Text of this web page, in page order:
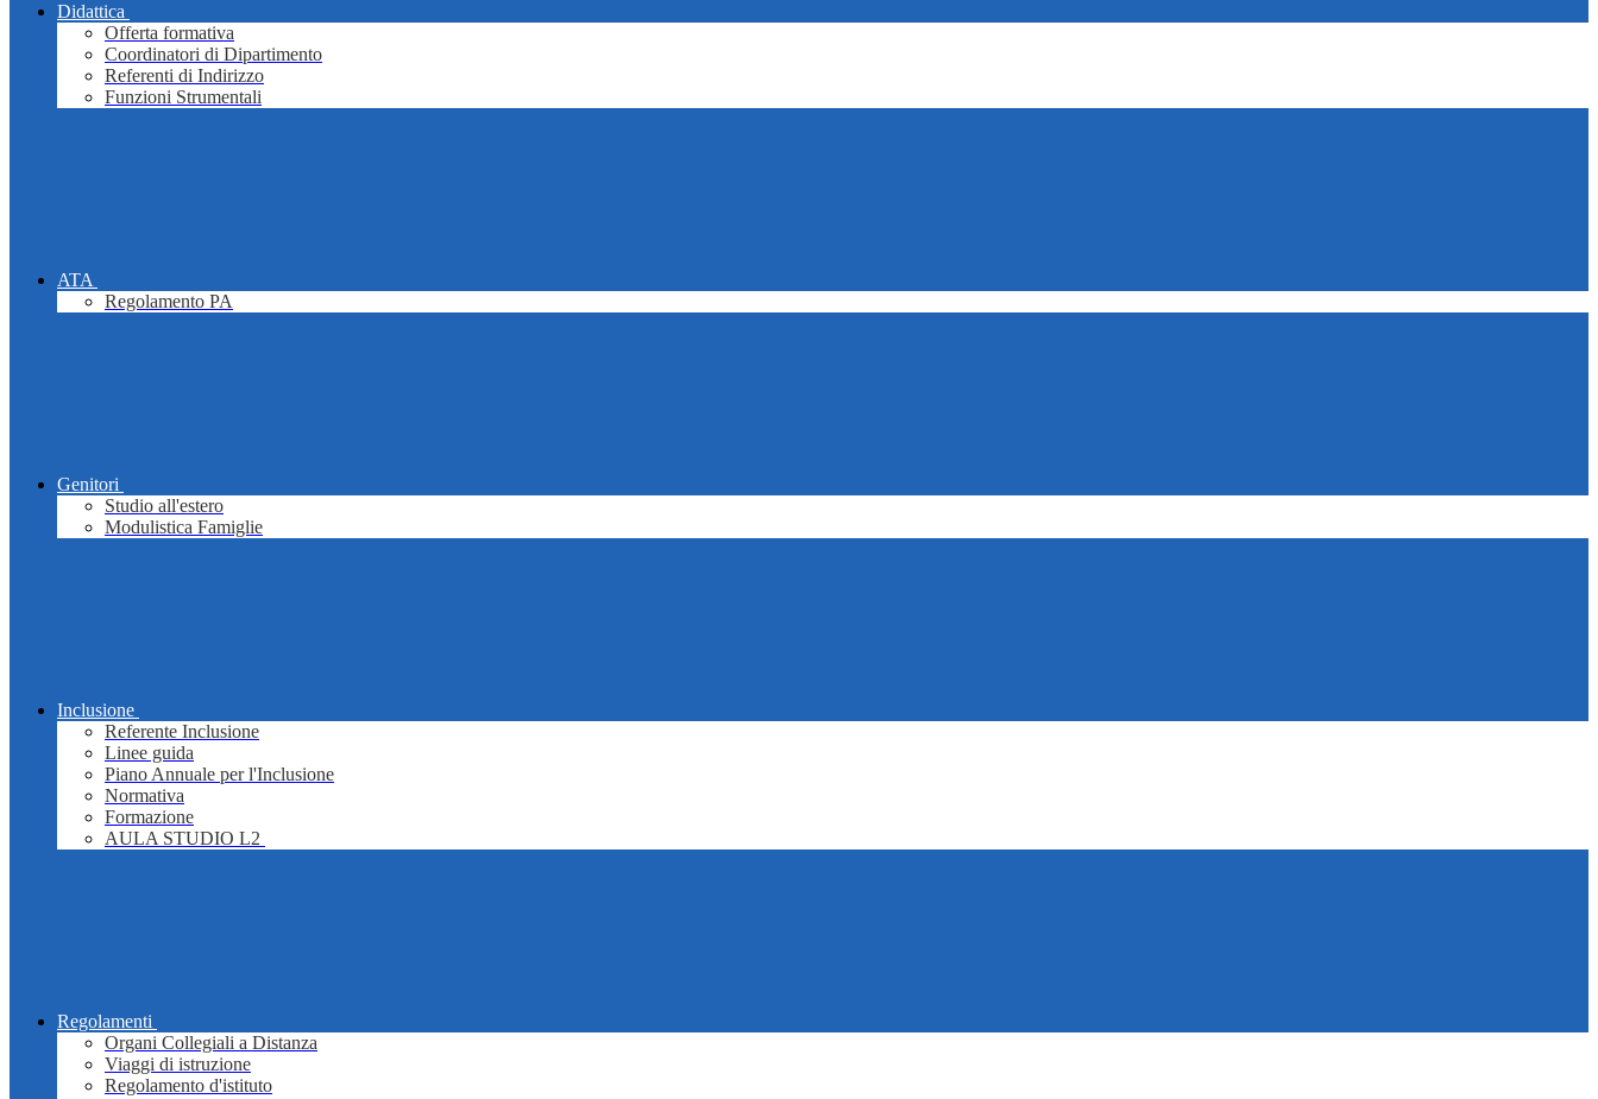
Didattica
Offerta formativa
Coordinatori di Dipartimento
Referenti di Indirizzo
Funzioni Strumentali
ATA
Regolamento PA
Genitori
Studio all'estero
Modulistica Famiglie
Inclusione
Referente Inclusione
Linee guida
Piano Annuale per l'Inclusione
Normativa
Formazione
AULA STUDIO L2
Regolamenti
Organi Collegiali a Distanza
Viaggi di istruzione
Regolamento d'istituto